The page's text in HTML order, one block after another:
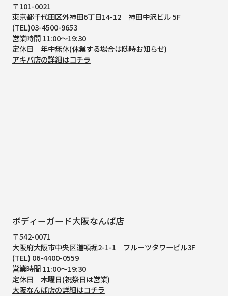
〒101-0021
東京都千代田区外神田6丁目14-12 神田中沢ビル 5F
(TEL)03-4500-9653
営業時間 11:00～19:30
定休日 年中無休(休業する場合は随時お知らせ)
アキバ店の詳細はコチラ
ボディーガード大阪なんば店
〒542-0071
大阪府大阪市中央区道頓堀2-1-1
フルーツタワービル3F
(TEL) 06-4400-0559
営業時間 11:00～19:30
定休日 木曜日(祝祭日は営業)
大阪なんば店の詳細はコチラ